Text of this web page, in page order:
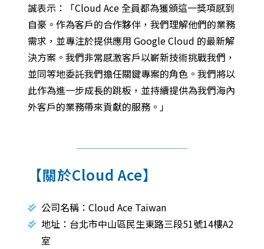
誠表示：「Cloud Ace 全員都為獲頒這一獎項感到
自豪。作為客戶的合作夥伴，我們理解他們的業務
需求，並專注於提供應用 Google Cloud 的最新解
決方案。我們非常感激客戶以嶄新技術挑戰我們，
並同等地委託我們擔任關鍵專案的角色。我們將以
此作為進一步成長的跳板，並持續提供為我們海內
外客戶的業務帶來貢獻的服務。」
【關於Cloud Ace】
公司名稱：Cloud Ace Taiwan
地址：台北市中山區民生東路三段51號14樓A2
室